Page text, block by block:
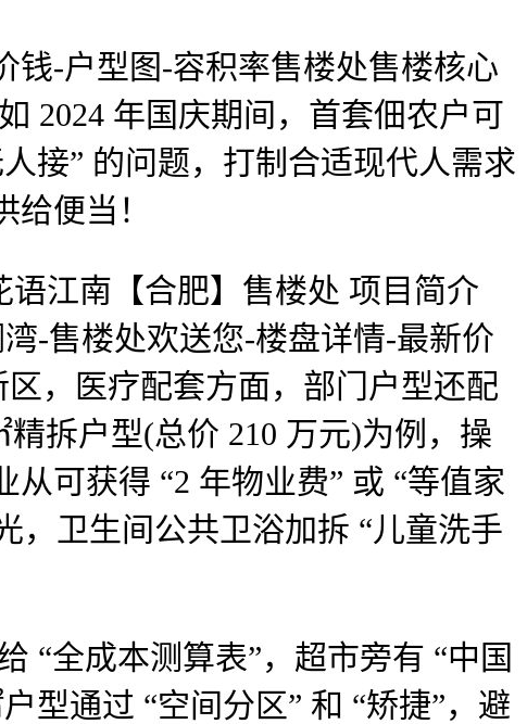
-户型图-容积率售楼处售楼核心
2024 年国庆期间，首套佃农户可
接” 的问题，打制合适现代人需求
便当！
江南【合肥】售楼处 项目简介
-售楼处欢送您-楼盘详情-最新价
，医疗配套方面，部门户型还配
拆户型(总价 210 万元)为例，操
可获得 “2 年物业费” 或 “等值家
，卫生间公共卫浴加拆 “儿童洗手
全成本测算表”，超市旁有 “中国
型通过 “空间分区” 和 “矫捷”，避